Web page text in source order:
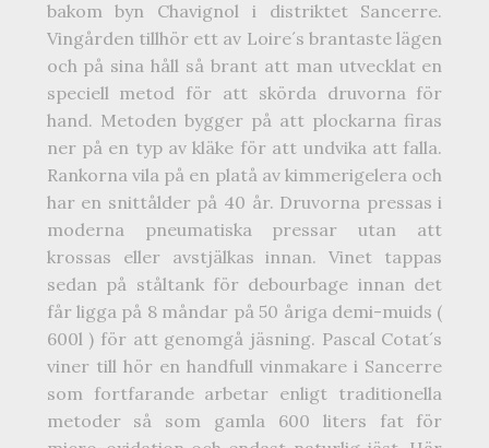
bakom byn Chavignol i distriktet Sancerre.
Vingården tillhör ett av Loire´s brantaste lägen
och på sina håll så brant att man utvecklat en
speciell metod för att skörda druvorna för
hand. Metoden bygger på att plockarna firas
ner på en typ av kläke för att undvika att falla.
Rankorna vila på en platå av kimmerigelera och
har en snittålder på 40 år. Druvorna pressas i
moderna pneumatiska pressar utan att
krossas eller avstjälkas innan. Vinet tappas
sedan på ståltank för debourbage innan det
får ligga på 8 måndar på 50 åriga demi-muids (
600l ) för att genomgå jäsning. Pascal Cotat´s
viner till hör en handfull vinmakare i Sancerre
som fortfarande arbetar enligt traditionella
metoder så som gamla 600 liters fat för